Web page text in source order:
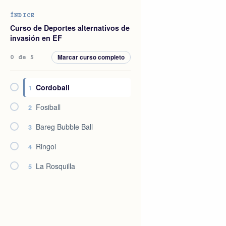
ÍNDICE
Curso de Deportes alternativos de
invasión en EF
0 de 5 Marcar curso completo
1 Cordoball
2 Fosiball
3 Bareg Bubble Ball
4 Ringol
5 La Rosquilla